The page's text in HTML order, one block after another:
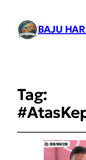
BAJU
Tag: